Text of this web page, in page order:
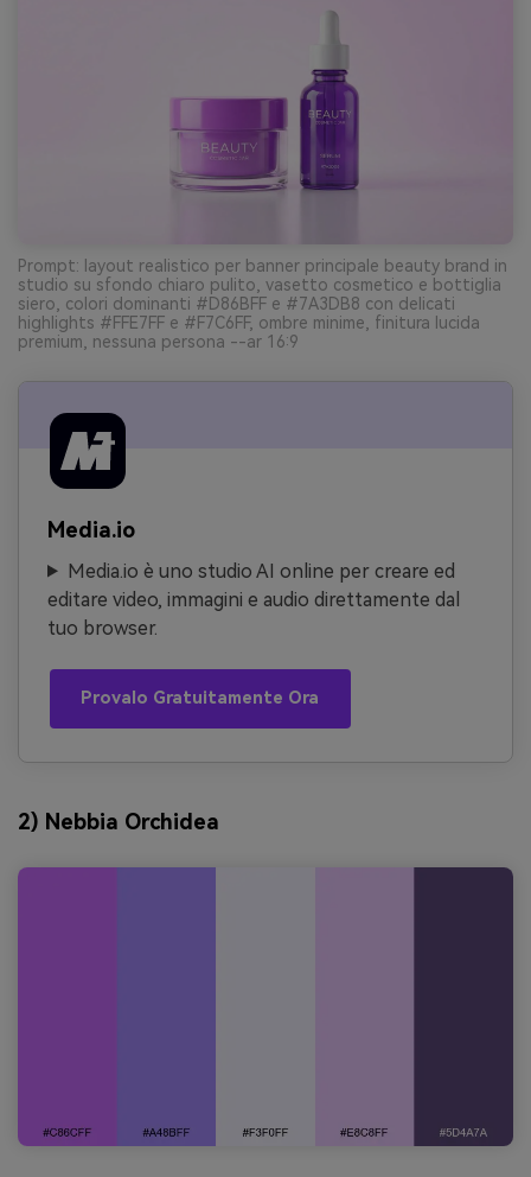
Prompt: layout realistico per banner principale beauty brand in
studio su sfondo chiaro pulito, vasetto cosmetico e bottiglia
siero, colori dominanti #D86BFF e #7A3DB8 con delicati
highlights #FFE7FF e #F7C6FF, ombre minime, finitura lucida
premium, nessuna persona --ar 16:9
Media.io
Media.io è uno studio AI online per creare ed
editare video, immagini e audio direttamente dal
tuo browser.
Provalo Gratuitamente Ora
2) Nebbia Orchidea